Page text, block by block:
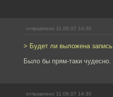
отправлено 11.08.07 14:30
> Будет ли выложена
Было бы прям-таки чудесно.
отправлено 11.08.07 14:30